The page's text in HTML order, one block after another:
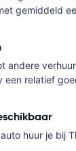
gemiddeld
andere
een relatief
huur je bij